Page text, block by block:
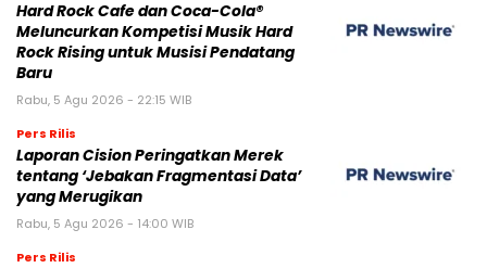
Hard Rock Cafe dan Coca-Cola®
Meluncurkan Kompetisi Musik Hard
Rock Rising untuk Musisi Pendatang
Baru
Rabu, 5 Agu 2026 - 22:15 WIB
Pers Rilis
Laporan Cision Peringatkan Merek
tentang ‘Jebakan Fragmentasi Data’
yang Merugikan
Rabu, 5 Agu 2026 - 14:00 WIB
Pers Rilis